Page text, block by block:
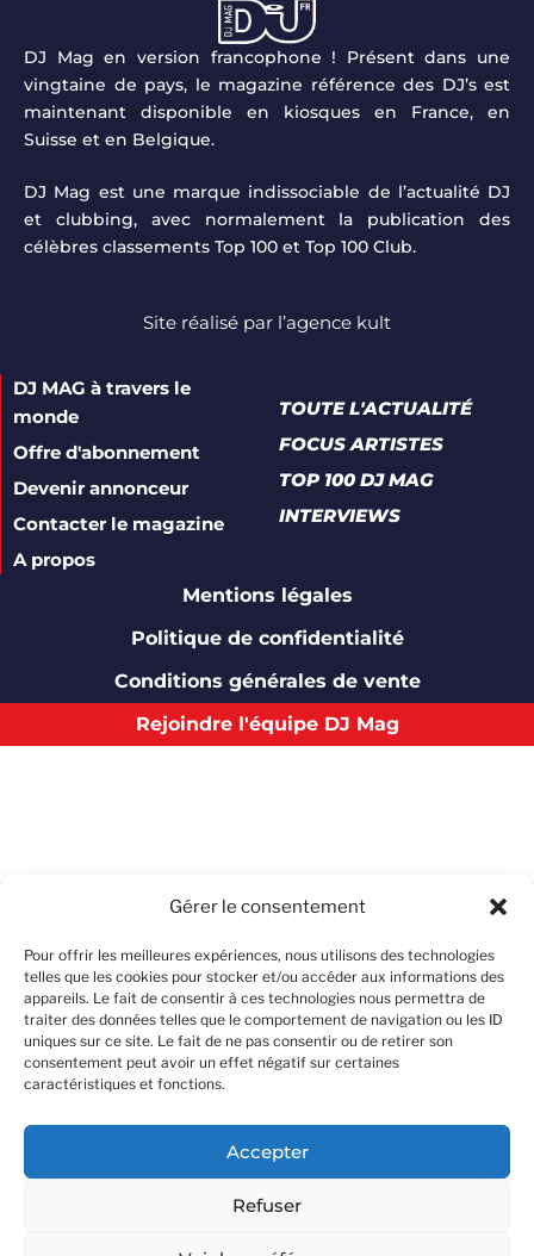
Gérer le consentement
Pour offrir les meilleures expériences, nous utilisons des technologies
telles que les cookies pour stocker et/ou accéder aux informations des
appareils. Le fait de consentir à ces technologies nous permettra de
traiter des données telles que le comportement de navigation ou les ID
uniques sur ce site. Le fait de ne pas consentir ou de retirer son
consentement peut avoir un effet négatif sur certaines
caractéristiques et fonctions.
Accepter
Refuser
DJ Mag en version francophone ! Présent dans une
vingtaine de pays, le magazine référence des DJ’s est
maintenant disponible en kiosques en France, en
Suisse et en Belgique.
DJ Mag est une marque indissociable de l’actualité DJ
et clubbing, avec normalement la publication des
célèbres classements Top 100 et Top 100 Club.
Site réalisé par l’agence kult
DJ MAG à travers le
monde
Offre d'abonnement
Devenir annonceur
Contacter le magazine
A propos
TOUTE L'ACTUALITÉ
FOCUS ARTISTES
TOP 100 DJ MAG
INTERVIEWS
Mentions légales
Politique de confidentialité
Conditions générales de vente
Rejoindre l'équipe DJ Mag